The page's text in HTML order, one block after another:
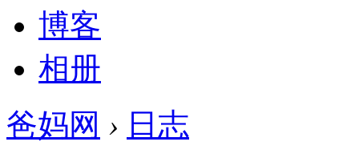
博客
相册
爸妈网 › 日志